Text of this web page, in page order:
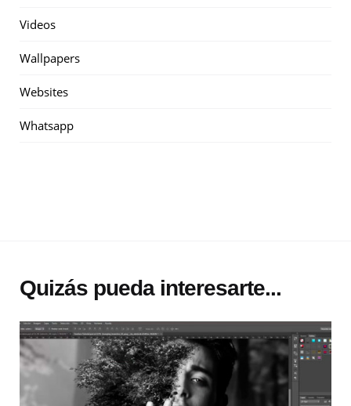
Videos
Wallpapers
Websites
Whatsapp
Quizás pueda interesarte...